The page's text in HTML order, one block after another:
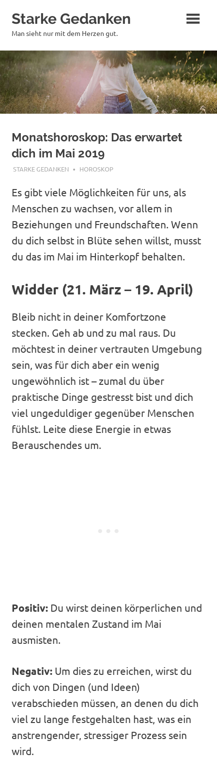
Inhalt
springen
Starke Gedanken
Man sieht nur mit dem Herzen gut.
Monatshoroskop: Das erwartet
dich im Mai 2019
MAI 4, 2019
STARKE GEDANKEN HOROSKOP
Es gibt viele Möglichkeiten für uns, als
Menschen zu wachsen, vor allem in
Beziehungen und Freundschaften. Wenn
du dich selbst in Blüte sehen willst, musst
du das im Mai im Hinterkopf behalten.
Widder (21. März – 19. April)
Bleib nicht in deiner Komfortzone
stecken. Geh ab und zu mal raus. Du
möchtest in deiner vertrauten Umgebung
sein, was für dich aber ein wenig
ungewöhnlich ist – zumal du über
praktische Dinge gestresst bist und dich
viel ungeduldiger gegenüber Menschen
fühlst. Leite diese Energie in etwas
Berauschendes um.
Positiv: Du wirst deinen körperlichen und
deinen mentalen Zustand im Mai
ausmisten.
Negativ: Um dies zu erreichen, wirst du
dich von Dingen (und Ideen)
verabschieden müssen, an denen du dich
viel zu lange festgehalten hast, was ein
anstrengender, stressiger Prozess sein
wird.